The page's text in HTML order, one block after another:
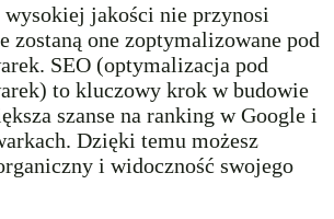
jakości nie przynosi
zostaną one zoptymalizowane pod
SEO (optymalizacja pod
to kluczowy krok w budowie
szanse na ranking w Google i
Dzięki temu możesz
i widoczność swojego